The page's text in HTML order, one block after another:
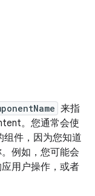
来指
。您通常会使
件，因为您知道
例如，您可能会
用户操作，或者